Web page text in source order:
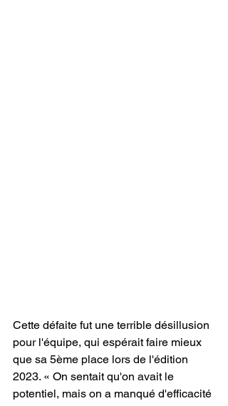
Cette défaite fut une terrible désillusion
pour l'équipe, qui espérait faire mieux
que sa 5ème place lors de l'édition
2023. « On sentait qu'on avait le
potentiel, mais on a manqué d'efficacité